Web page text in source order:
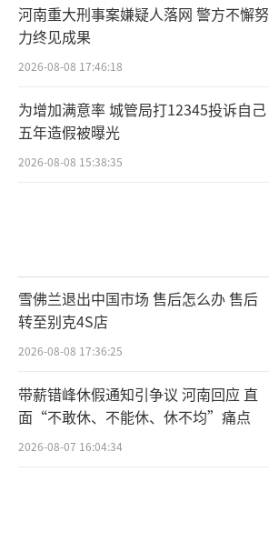
河南重大刑事案嫌疑人落网 警方不懈努
力终见成果
2026-08-08 17:46:18
为增加满意率 城管局打12345投诉自己
五年造假被曝光
2026-08-08 15:38:35
雪佛兰退出中国市场 售后怎么办 售后
转至别克4S店
2026-08-08 17:36:25
带薪错峰休假通知引争议 河南回应 直
面“不敢休、不能休、休不均”痛点
2026-08-07 16:04:34